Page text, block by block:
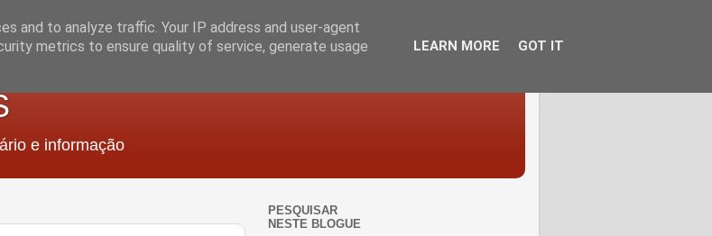
e informação
PESQUISAR
NESTE BLOGUE
and to analyze traffic. Your IP address and user-agent
metrics to ensure quality of service, generate usage
LEARN MORE GOT IT